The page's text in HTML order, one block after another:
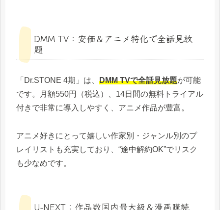
DMM TV：安価＆アニメ特化で全話見放
題
「Dr.STONE 4期」は、 DMM TVで全話見放題が可能
です。月額550円（税込）、14日間の無料トライアル
付きで非常に導入しやすく、アニメ作品が豊富。
アニメ好きにとって嬉しい作家別・ジャンル別のプ
レイリストも充実しており、“途中解約OK”でリスク
も少なめです。
U‑NEXT：作品数国内最大級＆漫画購読